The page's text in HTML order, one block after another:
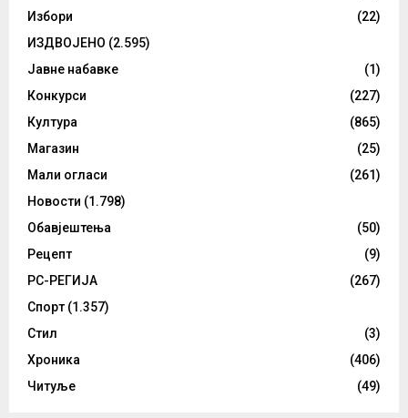
Избори
(22)
ИЗДВОЈЕНО (2.595)
Јавне набавке
(1)
Конкурси
(227)
Култура
(865)
Магазин
(25)
Мали огласи
(261)
Новости (1.798)
Обавјештења
(50)
Рецепт
(9)
РС-РЕГИЈА
(267)
Спорт (1.357)
Стил
(3)
Хроника
(406)
Читуље
(49)